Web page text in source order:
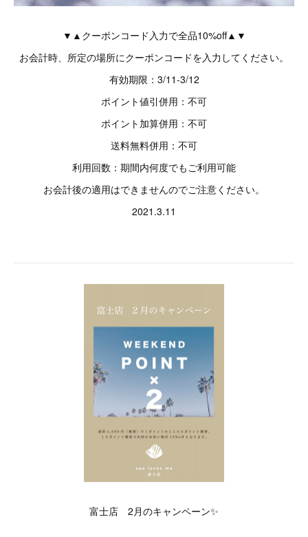
▼▲クーポンコード入力で全品10%off▲▼
お会計時、所定の場所にクーポンコードを入力してください。
有効期限：3/11-3/12
ポイント値引併用：不可
ポイント加算併用：不可
送料無料併用：不可
利用回数：期間内何度でもご利用可能
お会計後の適用はできませんのでご注意ください。
2021.3.11
富士店 2月のキャンペーン✨